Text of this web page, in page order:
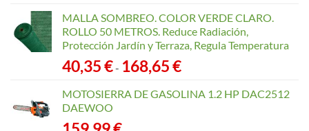
MALLA SOMBREO. COLOR VERDE CLARO.
ROLLO 50 METROS. Reduce Radiación,
Protección Jardín y Terraza, Regula Temperatura
40,35€- 168,65€Rango
precios:
MOTOSIERRA DE GASOLINA 1.2 HP DAC2512
DAEWOO